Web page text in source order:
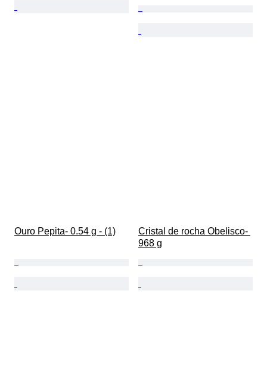
Ouro Pepita- 0.54 g - (1)
Cristal de rocha Obelisco-
968 g